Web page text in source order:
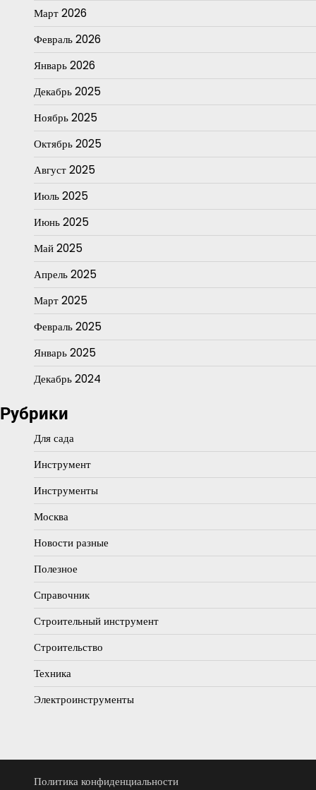
Март 2026
Февраль 2026
Январь 2026
Декабрь 2025
Ноябрь 2025
Октябрь 2025
Август 2025
Июль 2025
Июнь 2025
Май 2025
Апрель 2025
Март 2025
Февраль 2025
Январь 2025
Декабрь 2024
Рубрики
Для сада
Инструмент
Инструменты
Москва
Новости разные
Полезное
Справочник
Строительный инструмент
Строительство
Техника
Электроинструменты
Политика конфиденциальности